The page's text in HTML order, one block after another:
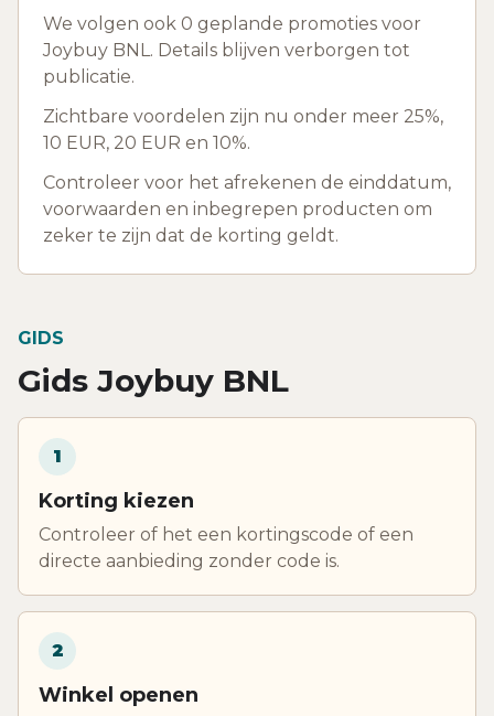
We volgen ook 0 geplande promoties voor
Joybuy BNL. Details blijven verborgen tot
publicatie.
Zichtbare voordelen zijn nu onder meer 25%,
10 EUR, 20 EUR en 10%.
Controleer voor het afrekenen de einddatum,
voorwaarden en inbegrepen producten om
zeker te zijn dat de korting geldt.
GIDS
Gids Joybuy BNL
1
Korting kiezen
Controleer of het een kortingscode of een
directe aanbieding zonder code is.
2
Winkel openen